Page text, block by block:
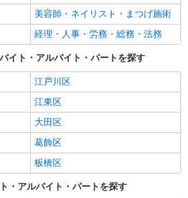
美容師・ネイリスト・まつげ施術
経理・人事・労務・総務・法務
イト・アルバイト・パートを探す
江戸川区
江東区
大田区
葛飾区
板橋区
・アルバイト・パートを探す